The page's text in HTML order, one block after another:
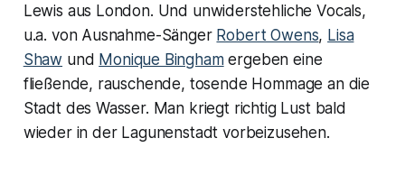
Lewis aus London. Und unwiderstehliche Vocals,
u.a. von Ausnahme-Sänger Robert Owens, Lisa
Shaw und Monique Binghamergeben eine
fließende, rauschende, tosende Hommage an die
Stadt des Wasser. Man kriegt richtig Lust bald
wieder in der Lagunenstadt vorbeizusehen.